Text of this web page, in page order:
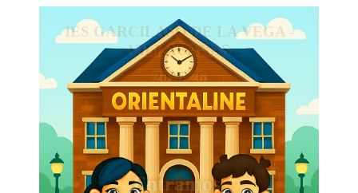
IES GARCILASO DE LA VEGA -
VILLACAÑAS
2025/26
Entramos